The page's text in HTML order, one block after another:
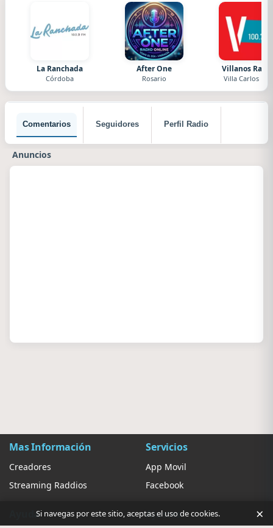
La Ranchada
Córdoba
After One
Rosario
Villanos
Villa Carlos Paz
Comentarios Seguidores Perfil Radio
Anuncios
Mas Información
Creadores
Streaming Raddios
Servicios
App Movil
Facebook
Ayuda Ajustes
Si navegas por este sitio, aceptas el uso de cookies. ×